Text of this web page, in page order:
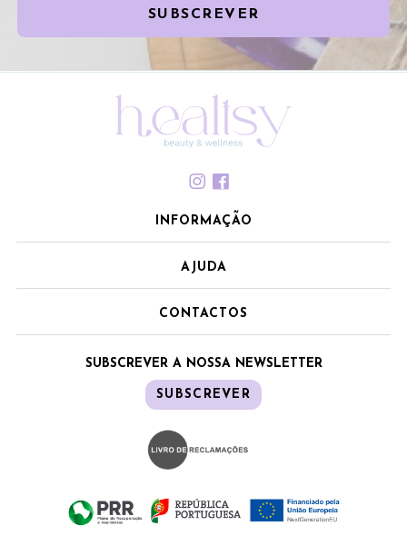
SUBSCREVER
INFORMAÇÃO
AJUDA
CONTACTOS
SUBSCREVER A NOSSA NEWSLETTER
SUBSCREVER